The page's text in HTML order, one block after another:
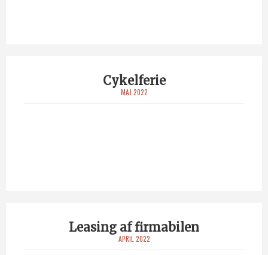
Cykelferie
MAJ 2022
Leasing af firmabilen
APRIL 2022